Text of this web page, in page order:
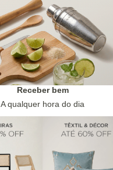
Receber bem
A qualquer hora do dia